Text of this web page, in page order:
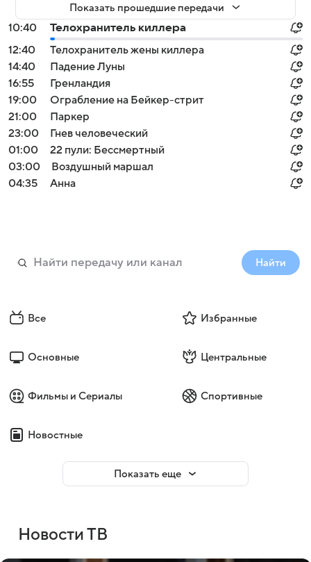
Показать прошедшие передачи
10:40
Телохранитель киллера
12:40
Телохранитель жены киллера
14:40
Падение Луны
16:55
Гренландия
19:00
Ограбление на Бейкер-стрит
21:00
Паркер
23:00
Гнев человеческий
01:00
22 пули: Бессмертный
03:00
Воздушный маршал
04:35
Анна
Найти
Все Избранные
Основные Центральные
Фильмы и Сериалы Спортивные
Новостные
Показать еще
Новости ТВ